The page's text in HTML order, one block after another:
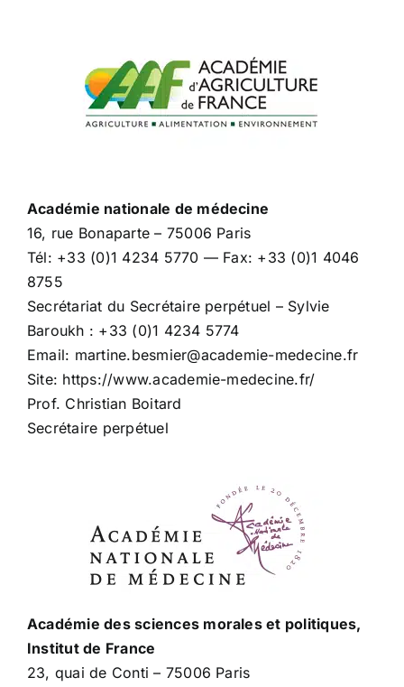
Académie nationale de médecine
16, rue Bonaparte – 75006 Paris
Tél: +33 (0)1 4234 5770 — Fax: +33 (0)1 4046
8755
Secrétariat du Secrétaire perpétuel – Sylvie
Baroukh : +33 (0)1 4234 5774
Email: martine.besmier@academie-medecine.fr
Site: https://www.academie-medecine.fr/
Prof. Christian Boitard
Secrétaire perpétuel
Académie des sciences morales et politiques,
Institut de France
23, quai de Conti – 75006 Paris